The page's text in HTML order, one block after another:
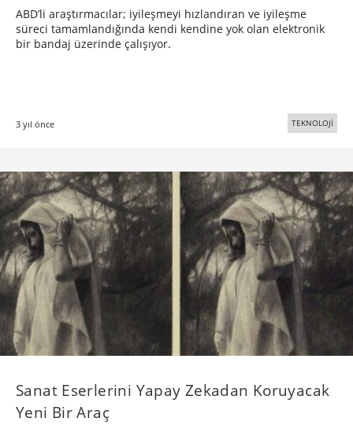
ABD’li araştırmacılar; iyileşmeyi hızlandıran ve iyileşme
süreci tamamlandığında kendi kendine yok olan elektronik
bir bandaj üzerinde çalışıyor.
3 yıl önce TEKNOLOJİ
Sanat Eserlerini Yapay Zekadan Koruyacak
Yeni Bir Araç